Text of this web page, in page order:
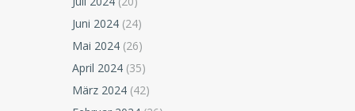
Juni 2024 (24)
Mai 2024 (26)
April 2024 (35)
März 2024 (42)